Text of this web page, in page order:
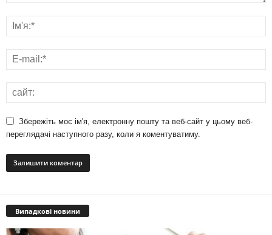
Збережіть моє ім'я, електронну пошту та веб-сайт у цьому веб-
переглядачі наступного разу, коли я коментуватиму.
Випадкові новини